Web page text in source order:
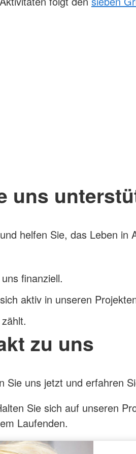
uns
helfen Sie, das Leben in
finanziell.
aktiv in unseren
zu uns
Sie uns jetzt und erfahren
Sie sich auf unseren
Laufenden.